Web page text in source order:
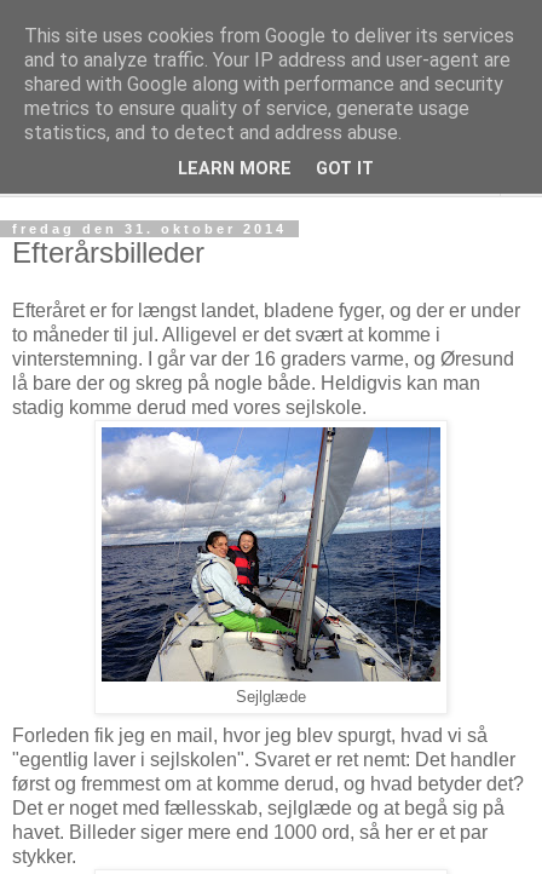
Rungsted Sejlklub
Din lokale sejlklub
fredag den 31. oktober 2014
Efterårsbilleder
Efteråret er for længst landet, bladene fyger, og der er under
to måneder til jul. Alligevel er det svært at komme i
vinterstemning. I går var der 16 graders varme, og Øresund
lå bare der og skreg på nogle både. Heldigvis kan man
stadig komme derud med vores sejlskole.
Sejlglæde
Forleden fik jeg en mail, hvor jeg blev spurgt, hvad vi så
"egentlig laver i sejlskolen". Svaret er ret nemt: Det handler
først og fremmest om at komme derud, og hvad betyder det?
Det er noget med fællesskab, sejlglæde og at begå sig på
havet. Billeder siger mere end 1000 ord, så her er et par
stykker.
This site uses cookies from Google to deliver its services
and to analyze traffic. Your IP address and user-agent are
shared with Google along with performance and security
metrics to ensure quality of service, generate usage
statistics, and to detect and address abuse.
LEARN MORE GOT IT